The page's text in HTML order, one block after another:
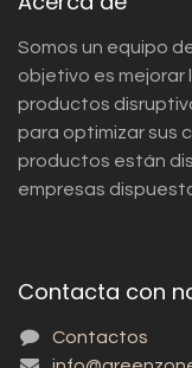
Somos un equipo
objetivo es mejorar
productos
para optimizar sus
productos están
empresas
Contacta con
Contactos